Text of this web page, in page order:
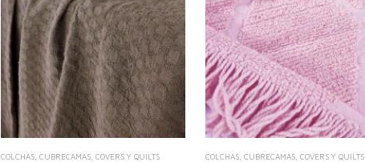
COLCHAS, CUBRECAMAS, COVERS Y QUILTS COLCHAS, CUBRECAMAS, COVERS Y QUILTS